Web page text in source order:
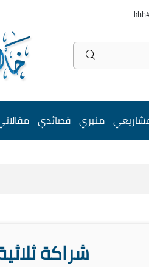
منبري قصائدي
شراكة